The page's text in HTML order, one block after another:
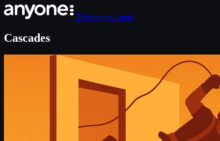
Télécharger l'appli
Cascades